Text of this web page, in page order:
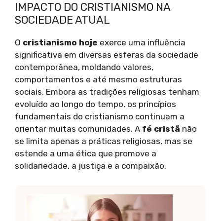
IMPACTO DO CRISTIANISMO NA
SOCIEDADE ATUAL
O cristianismo hoje exerce uma influência
significativa em diversas esferas da sociedade
contemporânea, moldando valores,
comportamentos e até mesmo estruturas
sociais. Embora as tradições religiosas tenham
evoluído ao longo do tempo, os princípios
fundamentais do cristianismo continuam a
orientar muitas comunidades. A fé cristã não
se limita apenas a práticas religiosas, mas se
estende a uma ética que promove a
solidariedade, a justiça e a compaixão.